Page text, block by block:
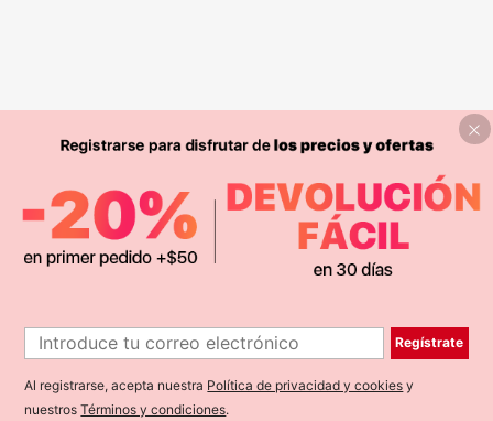
Regístrate
Al registrarse, acepta nuestra Política de privacidad y cookies y
nuestrosTérminos y condiciones.